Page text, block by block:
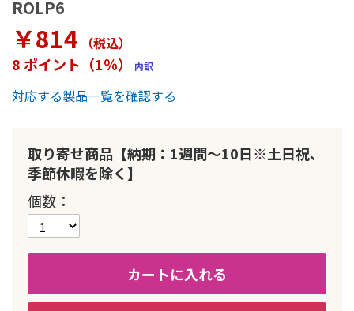
ROLP6
￥814 （税込）
8 ポイント（1％） 内訳
対応する製品一覧を確認する
取り寄せ商品【納期：1週間～10日※土日祝、
季節休暇を除く】
個数
カートに入れる
ギ
ャ
ラ
リ
ー
の
最
移
動
る